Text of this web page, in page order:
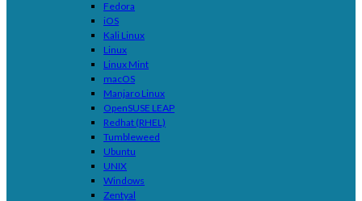
Fedora
iOS
Kali Linux
Linux
Linux Mint
macOS
Manjaro Linux
OpenSUSE LEAP
Redhat (RHEL)
Tumbleweed
Ubuntu
UNIX
Windows
Zentyal